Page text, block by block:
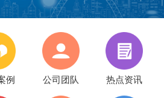
例 公司团队 热点资讯